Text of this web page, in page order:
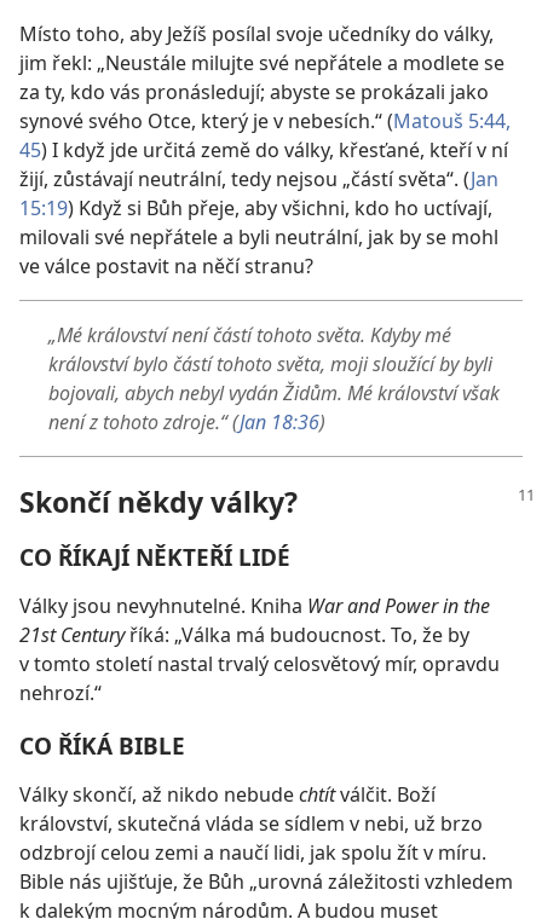
Místo toho, aby Ježíš posílal svoje učedníky do války,
jim řekl: „Neustále milujte své nepřátele a modlete se
za ty, kdo vás pronásledují; abyste se prokázali jako
synové svého Otce, který je v nebesích.“ (Matouš 5:44,
45) I když jde určitá země do války, křesťané, kteří v ní
žijí, zůstávají neutrální, tedy nejsou „částí světa“. (Jan
15:19) Když si Bůh přeje, aby všichni, kdo ho uctívají,
milovali své nepřátele a byli neutrální, jak by se mohl
ve válce postavit na něčí stranu?
„Mé království není částí tohoto světa. Kdyby mé
království bylo částí tohoto světa, moji sloužící by byli
bojovali, abych nebyl vydán Židům. Mé království však
není z tohoto zdroje.“ (Jan 18:36)
Skončí někdy války?
CO ŘÍKAJÍ NĚKTEŘÍ LIDÉ
Války jsou nevyhnutelné. Kniha War and Power in the
21st Centuryříká: „Válka má budoucnost. To, že by
v tomto století nastal trvalý celosvětový mír, opravdu
nehrozí.“
CO ŘÍKÁ BIBLE
Války skončí, až nikdo nebudechtítválčit. Boží
království, skutečná vláda se sídlem v nebi, už brzo
odzbrojí celou zemi a naučí lidi, jak spolu žít v míru.
Bible nás ujišťuje, že Bůh „urovná záležitosti vzhledem
k dalekým mocným národům. A budou muset